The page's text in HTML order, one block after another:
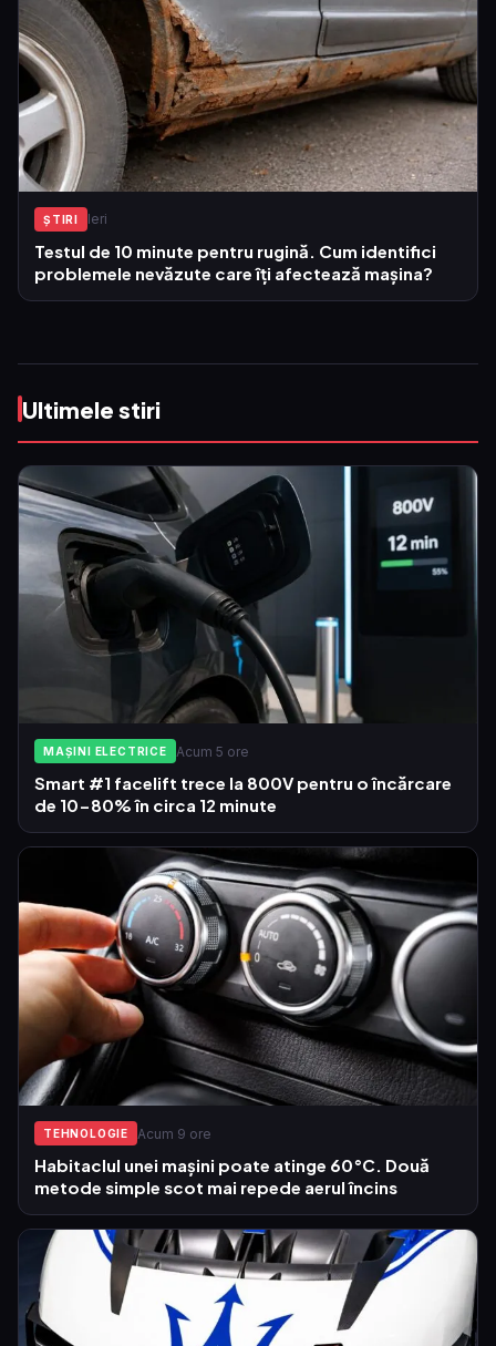
ŞTIRI Ieri
Testul de 10 minute pentru rugină. Cum identifici
problemele nevăzute care îți afectează mașina?
Ultimele stiri
MAȘINI ELECTRICE Acum 5 ore
Smart #1 facelift trece la 800V pentru o încărcare
de 10-80% în circa 12 minute
TEHNOLOGIE Acum 9 ore
Habitaclul unei mașini poate atinge 60°C. Două
metode simple scot mai repede aerul încins